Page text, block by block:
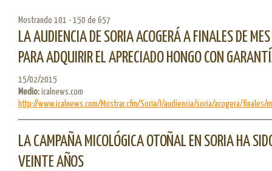
Mostrando 101 - 150 de 657
LA AUDIENCIA DE SORIA ACOGERÁ A FINALES DE
PARA ADQUIRIR EL APRECIADO HONGO CON
15/02/2015
Medio:icalnews.com
http://www.icalnews.com/Mostrar.cfm/Soria/I/audiencia/soria/acogera/finales/
LA CAMPAÑA MICOLÓGICA OTOÑAL EN SORIA HA
VEINTE AÑOS